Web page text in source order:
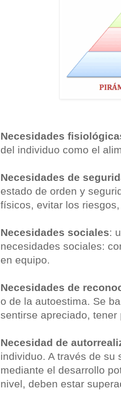
Necesidades
del individuo como el
Necesidades de
estado de orden y
físicos, evitar los
Necesidades sociales:
necesidades sociales:
en equipo.
Necesidades de
o de la autoestima. Se
sentirse apreciado,
Necesidad de
individuo. A través de su
mediante el desarrollo
nivel, deben estar